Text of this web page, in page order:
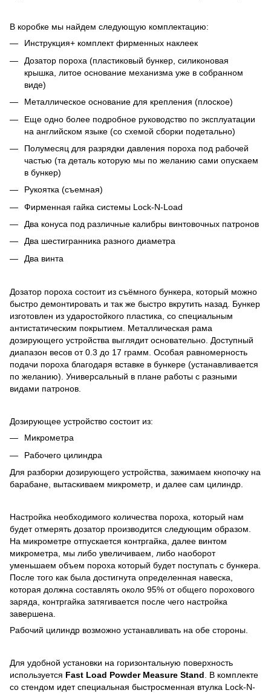
В коробке мы найдем следующую комплектацию:
Инструкция+ комплект фирменных наклеек
Дозатор пороха (пластиковый бункер, силиконовая
крышка, литое основание механизма уже в собранном
виде)
Металлическое основание для крепления (плоское)
Еще одно более подробное руководство по эксплуатации
на английском языке (со схемой сборки подетально)
Полумесяц для разрядки давления пороха под рабочей
частью (та деталь которую мы по желанию сами опускаем
в бункер)
Рукоятка (съемная)
Фирменная гайка системы Lock-N-Load
Два конуса под различные калибры винтовочных патронов
Два шестигранника разного диаметра
Два винта
Дозатор пороха состоит из съёмного бункера, который можно
быстро демонтировать и так же быстро вкрутить назад. Бункер
изготовлен из ударостойкого пластика, со специальным
антистатическим покрытием. Металлическая рама
дозирующего устройства выглядит основательно. Доступный
диапазон весов от 0.3 до 17 грамм. Особая равномерность
подачи пороха благодаря вставке в бункере (устанавливается
по желанию). Универсальный в плане работы с разными
видами патронов.
Дозирующее устройство состоит из:
Микрометра
Рабочего цилиндра
Для разборки дозирующего устройства, зажимаем кнопочку на
барабане, вытаскиваем микрометр, и далее сам цилиндр.
Настройка необходимого количества пороха, который нам
будет отмерять дозатор производится следующим образом.
На микрометре отпускается контргайка, далее винтом
микрометра, мы либо увеличиваем, либо наоборот
уменьшаем объем пороха который будет поступать с бункера.
После того как была достигнута определенная навеска,
которая должна составлять около 95% от общего порохового
заряда, контргайка затягивается после чего настройка
завершена.
Рабочий цилиндр возможно устанавливать на обе стороны.
Для удобной установки на горизонтальную поверхность
используется Fast Load Powder Measure Stand . В комплекте
со стендом идет специальная быстросменная втулка Lock-N-